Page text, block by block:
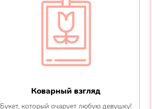
Коварный взгляд
Букет, который очарует любую девушку!